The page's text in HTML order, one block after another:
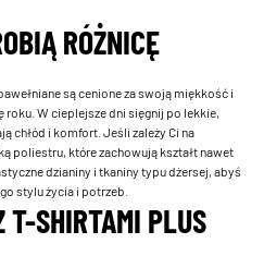
RÓŻNICĘ
są cenione za swoją miękkość i
W cieplejsze dni sięgnij po lekkie,
chłód i komfort. Jeśli zależy Ci na
poliestru, które zachowują kształt nawet
dzianiny i tkaniny typu dżersej, abyś
stylu życia i potrzeb.
T-SHIRTAMI PLUS